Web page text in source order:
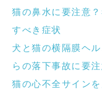
猫の鼻水に要注意
すべき症状
犬と猫の横隔膜ヘ
らの落下事故に要
猫の心不全サイン